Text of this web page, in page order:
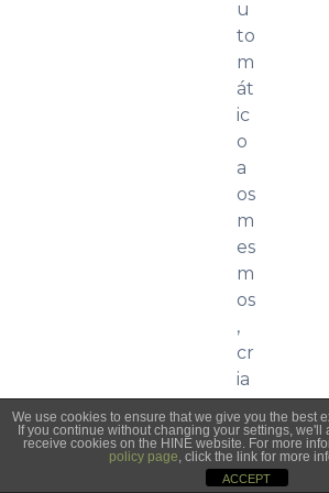
u
to
m
át
ic
o
a
os
m
es
m
os
,
cr
ia
n
d
o
as
LIGUE PARA
NÓS
We use cookies to ensure that we give you the best
If you continue without changing your settings, we'll
receive cookies on the HINE website. For more
policy page, click the link for more
ACCEPT